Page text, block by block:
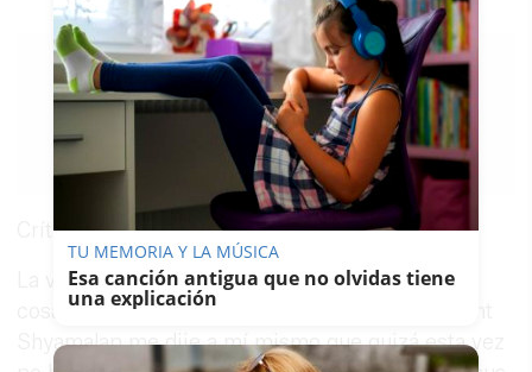
CLAUDIA GONZÁLEZ
ROMERO
14/02/2017
Facebook
X WhatsApp
Copy
Link
Guardar 0
Crítica de cine sobre la película 'Múltiple'.
La verdad es que cuando empecé a leer tantas
cosas buenas sobre el nuevo trabajo de M. Night
Shyamalan me dije a mí mismo que quizá esta vez
TU MEMORIA Y LA MÚSICA
Esa canción antigua que no olvidas tiene
una explicación